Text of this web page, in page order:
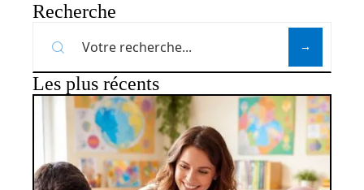
Recherche
Les plus récents